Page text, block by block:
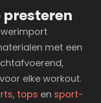
met een
elke workout.
, tops en sport-